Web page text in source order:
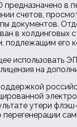
в
счетов,
документов.
в холдинговых
подлежащим его
использовать
на
утери